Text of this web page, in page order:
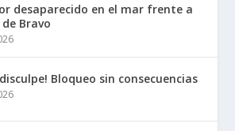
desaparecido en el mar frente a
Bravo
Bloqueo sin consecuencias